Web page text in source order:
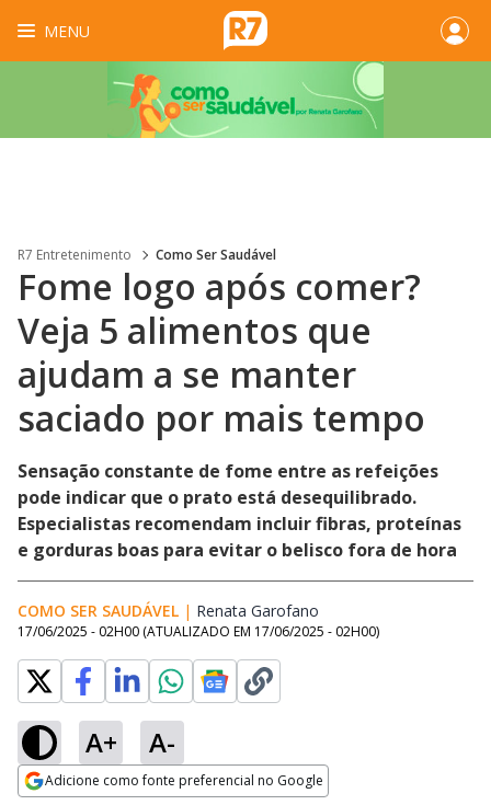
MENU
R7 Entretenimento Como Ser Saudável
Fome logo após comer?
Veja 5 alimentos que
ajudam a se manter
saciado por mais tempo
Sensação constante de fome entre as refeições
pode indicar que o prato está desequilibrado.
Especialistas recomendam incluir fibras, proteínas
e gorduras boas para evitar o belisco fora de hora
COMO SER SAUDÁVEL | Renata Garofano
17/06/2025 - 02H00 (ATUALIZADO EM 17/06/2025 - 02H00)
A+ A-
Adicione como fonte preferencial no Google